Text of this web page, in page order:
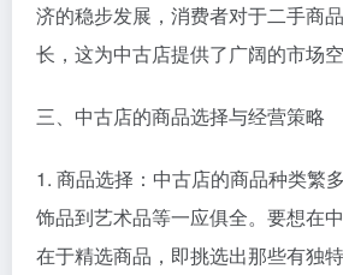
济的稳步发展，消费者对于二手商
长，这为中古店提供了广阔的市场空
三、中古店的商品选择与经营策略
1. 商品选择：中古店的商品种类繁
饰品到艺术品等一应俱全。要想在
在于精选商品，即挑选出那些有独